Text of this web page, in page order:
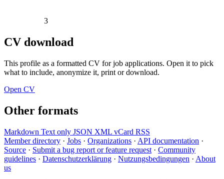
3
CV download
This profile as a formatted CV for job applications. Open it to pick
what to include, anonymize it, print or download.
Open CV
Other formats
Markdown Text only JSON XML vCard RSS
Member directory · Jobs · Organizations · API documentation ·
Source · Submit a bug report or feature request · Community
guidelines · Datenschutzerklärung · Nutzungsbedingungen · About
us